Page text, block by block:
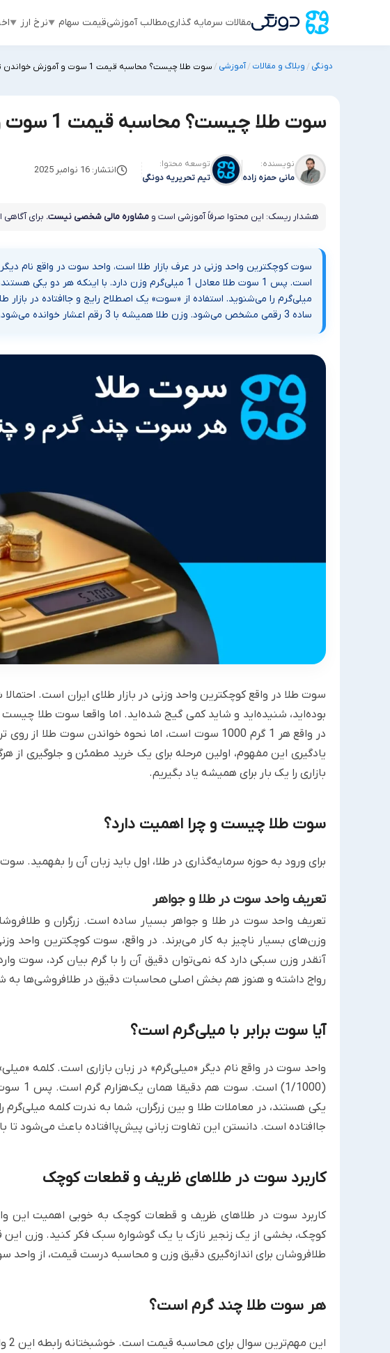
مقالات سرمایه گذاریمطالب آموزشیقیمت سهام نرخ ارز
دونگی /وبلاگ و مقالات /آموزشی /سوت طلا چیست؟ محاسبه قیمت 1 سوت و آموزش خواندن ترازو
سوت طلا چیست؟ محاسبه قیمت 1 سوت و آموزش خواندن ترازو
نویسنده:
مانی حمزه زاده
توسعه محتوا:
تیم تحریریه دونگی
انتشار: 16 نوامبر 2025
هشدار ریسک: این محتوا صرفاً آموزشی است و مشاوره مالی شخصی نیست. برای
سوت کوچکترین واحد وزنی در عرف بازار طلا است، واحد سوت در واقع نام
است. پس 1 سوت طلا معادل 1 میلی‌گرم وزن دارد. با اینکه
میلی‌گرم را می‌شنوید. استفاده از «سوت» یک اصطلاح رایج و جاافتاده در
ساده 3 رقمی مشخص می‌شود. وزن طلا همیشه با 3 رقم اعشار خوانده می‌شود، حتی اگر ترازو فقط 2 رقم را نشان دهد.
سوت طلا در واقع کوچکترین واحد وزنی در بازار طلای ایران است.
بوده‌اید، شنیده‌اید و شاید کمی گیج شده‌اید. اما واقعا سوت طلا
در واقع هر 1 گرم 1000 سوت است، اما نحوه خواندن سوت
یادگیری این مفهوم، اولین مرحله برای یک خرید مطمئن و جلوگیری از
بازاری را یک بار برای همیشه یاد بگیریم.
سوت طلا چیست و چرا اهمیت دارد؟
برای ورود به حوزه سرمایه‌گذاری در طلا، اول باید زبان آن را بفهمید.
تعریف واحد سوت در طلا و جواهر
تعریف واحد سوت در طلا و جواهر بسیار ساده است. زرگران و
وزن‌های بسیار ناچیز به کار می‌برند. در واقع، سوت کوچکترین واحد
آنقدر وزن سبکی دارد که نمی‌توان دقیق آن را با گرم بیان کرد، سوت
رواج داشته و هنوز هم بخش اصلی محاسبات دقیق در طلافروشی‌ها به
آیا سوت برابر با میلی‌گرم است؟
واحد سوت در واقع نام دیگر «میلی‌گرم» در زبان بازاری است. کلمه
یکی هستند، در معاملات طلا و بین زرگران، شما به ندرت کلمه
جاافتاده است. دانستن این تفاوت زبانی پیش‌پاافتاده باعث می‌شود تا
کاربرد سوت در طلاهای ظریف و قطعات کوچک
کاربرد سوت در طلاهای ظریف و قطعات کوچک به خوبی اهمیت این
طلافروشان برای اندازه‌گیری دقیق وزن و محاسبه درست قیمت، از واحد
هر سوت طلا چند گرم است؟
این مهم‌ترین سوال برای محاسبه قیمت است. خوشبختانه رابطه این 2 واحد بسیار ساده و سرراست است.